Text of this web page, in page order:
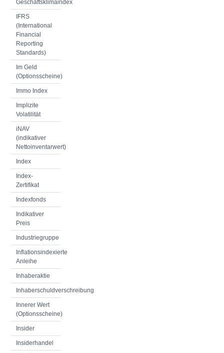
Geschäftsklimaindex
IFRS
(International
Financial
Reporting
Standards)
Im Geld
(Optionsscheine)
Immo Index
Implizite
Volatilität
iNAV
(indikativer
Nettoinventarwert)
Index
Index-
Zertifikat
Indexfonds
Indikativer
Preis
Industriegruppe
Inflationsindexierte
Anleihe
Inhaberaktie
Inhaberschuldverschreibung
Innerer Wert
(Optionsscheine)
Insider
Insiderhandel